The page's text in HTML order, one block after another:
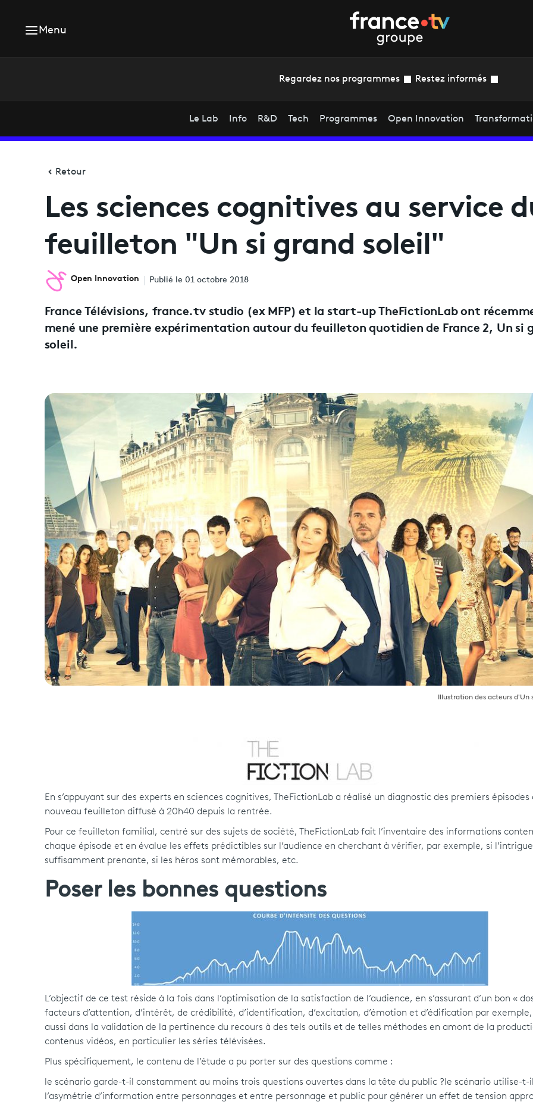
Menu
Regardez nos programmes Restez informés
Le Lab Info R&D Tech Programmes Open Innovation
Retour
Les sciences cognitives au service
feuilleton "Un si grand soleil"
Open Innovation Publié le 01 octobre 2018
France Télévisions, france.tv studio (ex MFP) et la start-up TheFictionLab ont
mené une première expérimentation autour du feuilleton quotidien de France 2, Un si
soleil.
Illustration des acteurs d'Un
En s’appuyant sur des experts en sciences cognitives, TheFictionLab a réalisé un diagnostic des premiers épisodes
nouveau feuilleton diffusé à 20h40 depuis la rentrée.
Pour ce feuilleton familial, centré sur des sujets de société, TheFictionLab fait l’inventaire des informations
chaque épisode et en évalue les effets prédictibles sur l’audience en cherchant à vérifier, par exemple, si
suffisamment prenante, si les héros sont mémorables, etc.
Poser les bonnes questions
L’objectif de ce test réside à la fois dans l’optimisation de la satisfaction de l’audience, en s’assurant d’un bon «
facteurs d’attention, d’intérêt, de crédibilité, d’identification, d’excitation, d’émotion et d’édification par
aussi dans la validation de la pertinence du recours à des tels outils et de telles méthodes en amont de la
contenus vidéos, en particulier les séries télévisées.
Plus spécifiquement, le contenu de l’étude a pu porter sur des questions comme :
le scénario garde-t-il constamment au moins trois questions ouvertes dans la tête du public ?le scénario utilise-t-il
l’asymétrie d’information entre personnages et entre personnage et public pour générer un effet de tension